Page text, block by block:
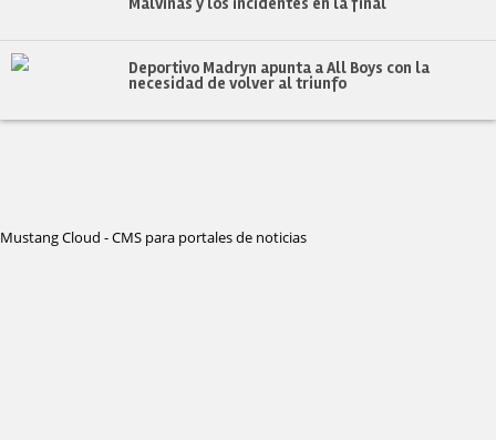
Deportivo Madryn apunta a All Boys con la
necesidad de volver al triunfo
Mustang Cloud - CMS para portales de noticias